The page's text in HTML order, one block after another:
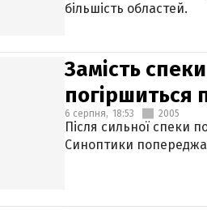
більшість областей.
Замість
погіршиться
6 серпня, 18:53 2005
Після сильної спеки
Синоптики